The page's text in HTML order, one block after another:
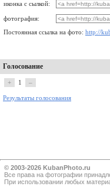
иконка с сылкой:
фотография:
Постоянная ссылка на фото: http://
Голосование
+ 1 –
Результаты голосования
© 2003-2026 KubanPhoto.ru
Все прaва на фотографии
При использовании любых